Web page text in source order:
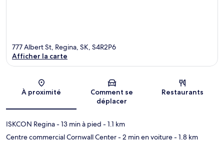
Carte
777 Albert St, Regina, SK, S4R2P6
Afficher la carte
À proximité
Comment se
déplacer
Restaurants
ISKCON Regina- 13 min à pied - 1.1 km
Centre commercial Cornwall Center- 2 min en voiture- 1.8 km